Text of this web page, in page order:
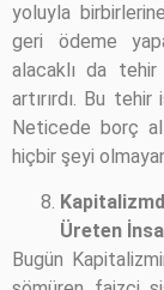
yoluyla
geri ödeme
alacaklı da
artırırdı. Bu
Neticede borç
hiçbir şeyi
Üreten
Bugün